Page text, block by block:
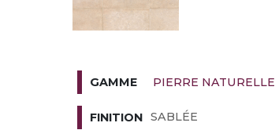
GAMME PIERRE NATURELLE
FINITION SABLÉE